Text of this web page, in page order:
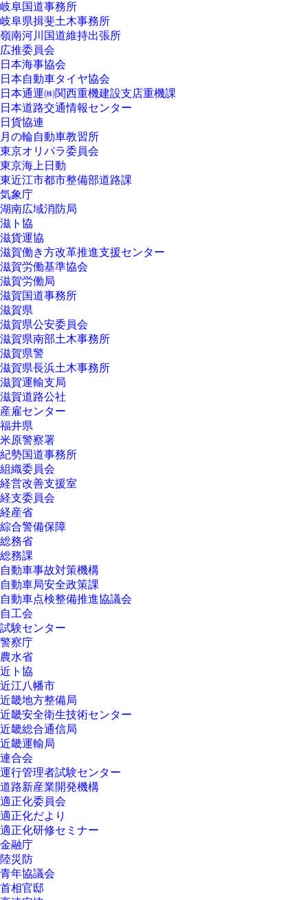
岐阜国道事務所
岐阜県揖斐土木事務所
嶺南河川国道維持出張所
広推委員会
日本海事協会
日本自動車タイヤ協会
日本通運㈱関西重機建設支店重機課
日本道路交通情報センター
日貨協連
月の輪自動車教習所
東京オリパラ委員会
東京海上日動
東近江市都市整備部道路課
気象庁
湖南広域消防局
滋ト協
滋貨運協
滋賀働き方改革推進支援センター
滋賀労働基準協会
滋賀労働局
滋賀国道事務所
滋賀県
滋賀県公安委員会
滋賀県南部土木事務所
滋賀県警
滋賀県長浜土木事務所
滋賀運輸支局
滋賀道路公社
産雇センター
福井県
米原警察署
紀勢国道事務所
組織委員会
経営改善支援室
経支委員会
経産省
綜合警備保障
総務省
総務課
自動車事故対策機構
自動車局安全政策課
自動車点検整備推進協議会
自工会
試験センター
警察庁
農水省
近ト協
近江八幡市
近畿地方整備局
近畿安全衛生技術センター
近畿総合通信局
近畿運輸局
連合会
運行管理者試験センター
道路新産業開発機構
適正化委員会
適正化だより
適正化研修セミナー
金融庁
陸災防
青年協議会
首相官邸